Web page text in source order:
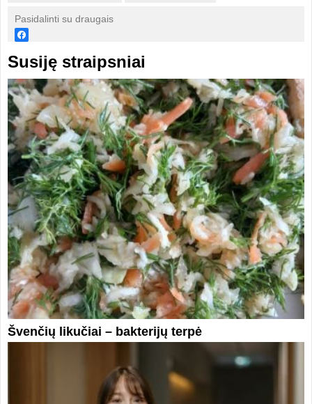
Pasidalinti su draugais
Susiję straipsniai
Švenčių likučiai – bakterijų terpė